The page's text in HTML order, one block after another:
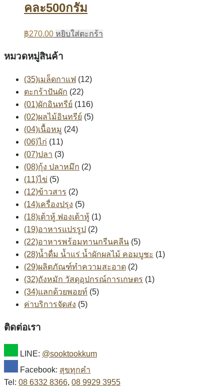
คละ500กรัม
฿270.00 หยิบใส่ตะกร้า
หมวดหมู่สินค้า
(35)เมล็ดกาแฟ (12)
ตะกร้าปันผัก (22)
(01)ผักอินทรีย์ (116)
(02)ผลไม้อินทรีย์ (5)
(04)เนื้อหมู (24)
(06)ไก่ (11)
(07)ปลา (3)
(08)กุ้ง ปลาหมึก (2)
(11)ไข่ (5)
(12)ข้าวสาร (2)
(14)เครื่องปรุง (5)
(18)เต้าหู้ ฟองเต้าหู้ (1)
(19)อาหารแปรรูป (2)
(22)อาหารพร้อมทานกรีนคลีน (5)
(28)น้ำดื่ม น้ำแร่ น้ำผักผลไม้ คอมบูชะ (1)
(29)ผลิตภัณฑ์ทำความสะอาด (2)
(32)ถังหมัก วัสดุอุปกรณ์การเกษตร (1)
(34)แลกด้วยพอยท์ (5)
ค่าบริการจัดส่ง (5)
ติดต่อเรา
LINE: @sooktookkum
Facebook: สุขทุกคำ
Tel: 08 6332 8366, 08 9929 3955